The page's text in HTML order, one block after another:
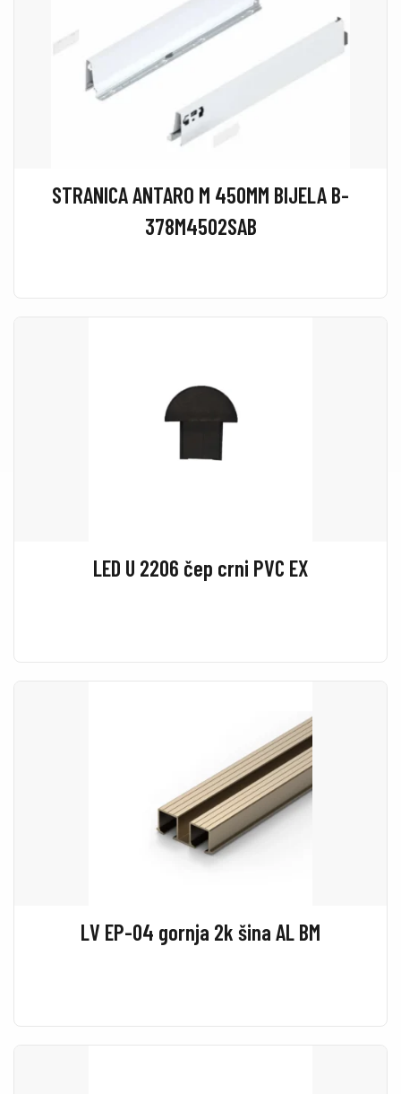
STRANICA ANTARO M 450MM BIJELA B-
378M4502SAB
LED U 2206 čep crni PVC EX
LV EP-04 gornja 2k šina AL BM